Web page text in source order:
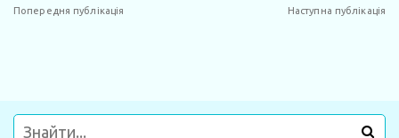
Попередня публікація Наступна публікація